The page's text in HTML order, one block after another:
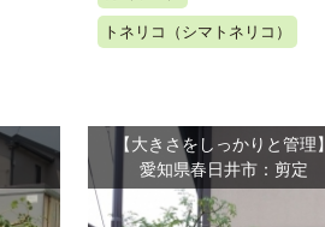
トネリコ（シマトネリコ）
【大きさをしっかりと管理】
愛知県春日井市：剪定